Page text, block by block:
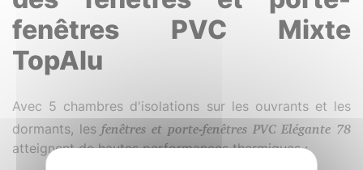
fenêtres PVC Mixte
TopAlu
Avec 5 chambres d'isolations sur les ouvrants et les
dormants, lesfenêtres et porte-fenêtres PVC Elégante 78
atteignent de hautes performances thermiques :